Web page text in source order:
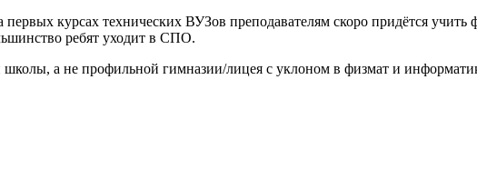
курсах технических ВУЗов преподавателям скоро придётся учить
ребят уходит в СПО.
а не профильной гимназии/лицея с уклоном в физмат и